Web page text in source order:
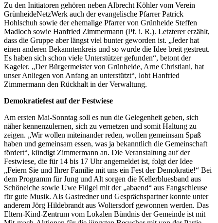
Zu den Initiatoren gehören neben Albrecht Köhler vom Verein
GrünheideNetzWerk auch der evangelische Pfarrer Patrick
Hohlschuh sowie der ehemalige Pfarrer von Grünheide Steffen
Madloch sowie Hanfried Zimmermann (Pf. i. R.). Letzterer erzählt,
dass die Gruppe aber längst viel bunter geworden ist. „Jeder hat
einen anderen Bekanntenkreis und so wurde die Idee breit gestreut.
Es haben sich schon viele Unterstützer gefunden“, betont der
Kageler. „Der Bürgermeister von Grünheide, Arne Christiani, hat
unser Anliegen von Anfang an unterstützt“, lobt Hanfried
Zimmermann den Rückhalt in der Verwaltung.
Demokratiefest auf der Festwiese
Am ersten Mai-Sonntag soll es nun die Gelegenheit geben, sich
näher kennenzulernen, sich zu vernetzen und somit Haltung zu
zeigen. „Wir wollen miteinander reden, wollen gemeinsam Spaß
haben und gemeinsam essen, was ja bekanntlich die Gemeinschaft
fördert“, kündigt Zimmermann an. Die Veranstaltung auf der
Festwiese, die für 14 bis 17 Uhr angemeldet ist, folgt der Idee
„Feiern Sie und Ihrer Familie mit uns ein Fest der Demokratie!“ Bei
dem Programm für Jung und Alt sorgen die Kellerbluesband aus
Schöneiche sowie Uwe Flügel mit der „abaend“ aus Fangschleuse
für gute Musik. Als Gastredner und Gesprächspartner konnte unter
anderem Jörg Hildebrandt aus Woltersdorf gewonnen werden. Das
Eltern-Kind-Zentrum vom Lokalen Bündnis der Gemeinde ist mit